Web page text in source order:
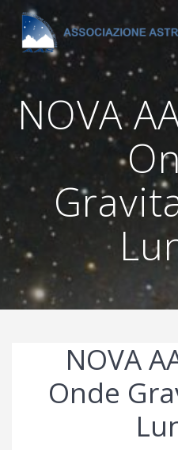
NOVA
NOVA
Onde